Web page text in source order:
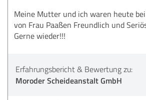
Meine Mutter und ich waren heute
von Frau Paaßen Freundlich und
Gerne wieder!!!
Erfahrungsbericht & Bewertung zu:
Moroder Scheideanstalt GmbH